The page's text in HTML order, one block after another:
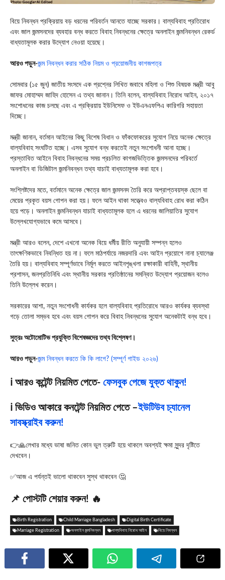
বিয়ে নিবন্ধন প্রক্রিয়ায় বড় ধরনের পরিবর্তন আনতে যাচ্ছে সরকার। বাল্যবিবাহ প্রতিরোধ
এবং জাল জন্মসনদের ব্যবহার বন্ধ করতে বিবাহ নিবন্ধনের ক্ষেত্রে অনলাইন জন্মনিবন্ধন রেকর্ড
বাধ্যতামূলক করার উদ্যোগ নেওয়া হয়েছে।
আরও পড়ুন-জন্ম নিবন্ধন করার সঠিক নিয়ম ও প্রয়োজনীয় কাগজপত্র
সোমবার (১৫ জুন) জাতীয় সংসদে এক প্রশ্নের লিখিত জবাবে মহিলা ও শিশু বিষয়ক মন্ত্রী আবু
জাফর মোহাম্মদ জাহিদ হোসেন এ তথ্য জানান। তিনি বলেন, বাল্যবিবাহ নিরোধ আইন, ২০১৭
সংশোধনের কাজ চলছে এবং এ প্রক্রিয়ায় ইউনিসেফ ও ইউএনএফপিএ কারিগরি সহায়তা
দিচ্ছে।
মন্ত্রী জানান, বর্তমান আইনের কিছু বিশেষ বিধান ও ফাঁকফোকরের সুযোগ নিয়ে অনেক ক্ষেত্রে
বাল্যবিবাহ সংঘটিত হচ্ছে। এসব সুযোগ বন্ধ করতেই নতুন সংশোধনী আনা হচ্ছে।
প্রস্তাবিত আইনে বিবাহ নিবন্ধনের সময় প্রচলিত কাগজভিত্তিক জন্মসনদের পরিবর্তে
অনলাইন বা ডিজিটাল জন্মনিবন্ধন তথ্য যাচাই বাধ্যতামূলক করা হবে।
সংশ্লিষ্টদের মতে, বর্তমানে অনেক ক্ষেত্রে জাল জন্মসনদ তৈরি করে অপ্রাপ্তবয়স্ক ছেলে বা
মেয়ের প্রকৃত বয়স গোপন করা হয়। ফলে আইন থাকা সত্ত্বেও বাল্যবিবাহ রোধ করা কঠিন
হয়ে পড়ে। অনলাইন জন্মনিবন্ধন যাচাই বাধ্যতামূলক হলে এ ধরনের জালিয়াতির সুযোগ
উল্লেখযোগ্যভাবে কমে আসবে।
মন্ত্রী আরও বলেন, দেশে এখনো অনেক বিয়ে ধর্মীয় রীতি অনুযায়ী সম্পন্ন হলেও
তাৎক্ষণিকভাবে নিবন্ধিত হয় না। ফলে মাঠপর্যায়ে নজরদারি এবং আইন প্রয়োগে নানা চ্যালেঞ্জ
তৈরি হয়। বাল্যবিবাহ সম্পূর্ণভাবে নির্মূল করতে আইনশৃঙ্খলা রক্ষাকারী বাহিনী, স্থানীয়
প্রশাসন, জনপ্রতিনিধি এবং স্থানীয় সরকার প্রতিষ্ঠানের সমন্বিত উদ্যোগ প্রয়োজন বলেও
তিনি উল্লেখ করেন।
সরকারের আশা, নতুন সংশোধনী কার্যকর হলে বাল্যবিবাহ প্রতিরোধে আরও কার্যকর ব্যবস্থা
গড়ে তোলা সম্ভব হবে এবং বয়স গোপন করে বিবাহ নিবন্ধনের সুযোগ অনেকটাই বন্ধ হবে।
সুত্রঃ অটোমোটিভ প্রযুক্তি বিশেষজ্ঞদের তথ্য বিশ্লেষণ।
আরও পড়ুন-জন্ম নিবন্ধন করতে কি কি লাগে? (সম্পূর্ণ গাইড ২০২৬)
ℹ️ আরও কন্টেন্ট নিয়মিত পেতে- ফেসবুক পেজে যুক্ত থাকুন!
ℹ️ ভিডিও আকারে কনটেন্ট নিয়মিত পেতে –ইউটিউব চ্যানেল
সাবস্ক্রাইব করুন!
👉🙏লেখার মধ্যে ভাষা জনিত কোন ভুল ত্রুটি হয়ে থাকলে অবশ্যই ক্ষমা সুন্দর দৃষ্টিতে
দেখবেন।
✅আজ এ পর্যন্তই ভালো থাকবেন সুস্থ থাকবেন 🤔
📌 পোস্টটি শেয়ার করুন! 🔥
Birth Registration Child Marriage Bangladesh Digital Birth Certificate
Marriage Registration অনলাইন জন্মনিবন্ধন বাল্যবিবাহ নিরোধ আইন বিয়ে নিবন্ধন